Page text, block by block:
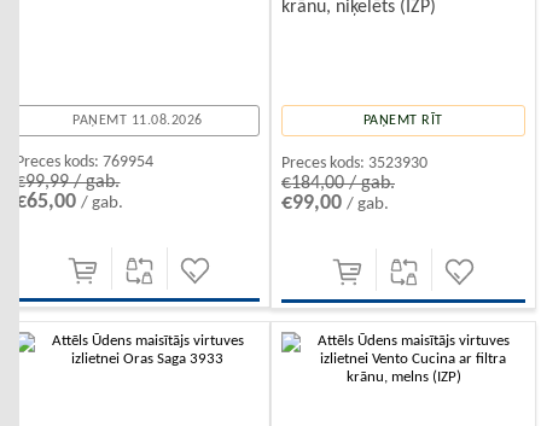
PAŅEMT 11.08.2026
Preces kods: 769954
€99,99 / gab.
€65,00/ gab.
krānu, niķelēts (IZP)
PAŅEMT RĪT
Preces kods: 3523930
€184,00 / gab.
€99,00 / gab.